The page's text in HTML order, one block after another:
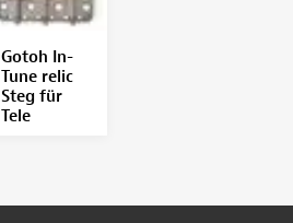
Gotoh In-
Tune relic
Steg für
Tele